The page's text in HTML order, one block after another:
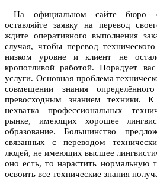
На официальном сайте бюро
оставляйте заявку на перевод
ждите оперативного выполнения
случая, чтобы перевод
низком уровне и клиент не
кропотливой работой. Порадует
услуги. Основная проблема
совмещении знания
превосходным знанием техники. К
нехватка профессиональных
рынке, имеющих хорошее
образование. Большинство
связанных с переводом
людей, не имеющих высшее
оно есть, то нарастить нормальную
освоить все технические знания